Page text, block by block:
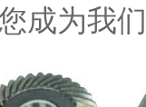
成为我